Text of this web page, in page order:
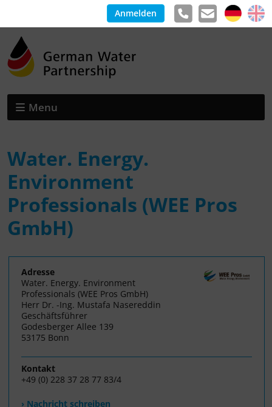
Anmelden
Menu
Water. Energy.
Environment
Professionals (WEE Pros
GmbH)
Adresse
Water. Energy. Environment
Professionals (WEE Pros GmbH)
Herr Dr. -Ing. Mustafa Nasereddin
Geschäftsführer
Godesberger Allee 139
53175 Bonn
Kontakt
+49 (0) 228 37 28 77 83/4
› Nachricht schreiben